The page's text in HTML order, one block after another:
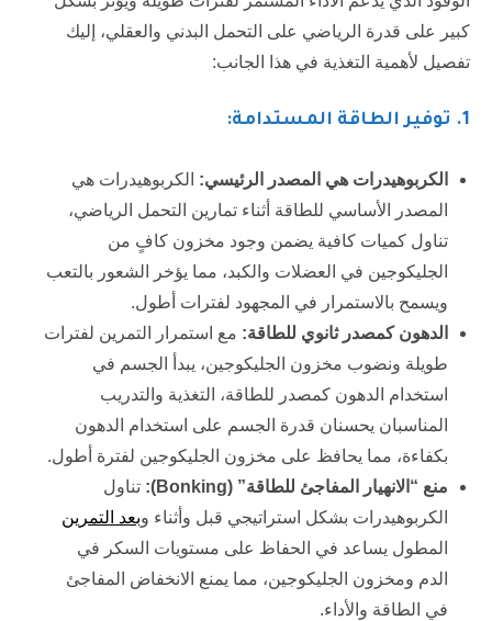
كبير على قدرة الرياضي على التحمل البدني والعقلي، إليك
تفصيل لأهمية التغذية في هذا الجانب:
1. توفير الطاقة المستدامة:
الكربوهيدرات هي المصدر الرئيسي: الكربوهيدرات هي
المصدر الأساسي للطاقة أثناء تمارين التحمل الرياضي،
تناول كميات كافية يضمن وجود مخزون كافٍ من
الجليكوجين في العضلات والكبد، مما يؤخر الشعور بالتعب
ويسمح بالاستمرار في المجهود لفترات أطول.
الدهون كمصدر ثانوي للطاقة: مع استمرار التمرين لفترات
طويلة ونضوب مخزون الجليكوجين، يبدأ الجسم في
استخدام الدهون كمصدر للطاقة، التغذية والتدريب
المناسبان يحسنان قدرة الجسم على استخدام الدهون
بكفاءة، مما يحافظ على مخزون الجليكوجين لفترة أطول.
منع “الانهيار المفاجئ للطاقة” (Bonking
): تناول
الكربوهيدرات بشكل استراتيجي قبل وأثناء وبعد التمرين
المطول يساعد في الحفاظ على مستويات السكر في
الدم ومخزون الجليكوجين، مما يمنع الانخفاض المفاجئ
في الطاقة والأداء.